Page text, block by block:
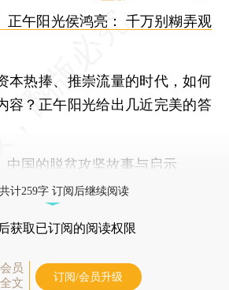
正午阳光侯鸿亮： 千万别糊弄观
热捧、推崇流量的时代，如何
容？正午阳光给出几近完美的答
中国的脱贫攻坚故事与启示
计259字 订阅后继续阅读
后获取已订阅的阅读权限
员
文
订阅/会员升级